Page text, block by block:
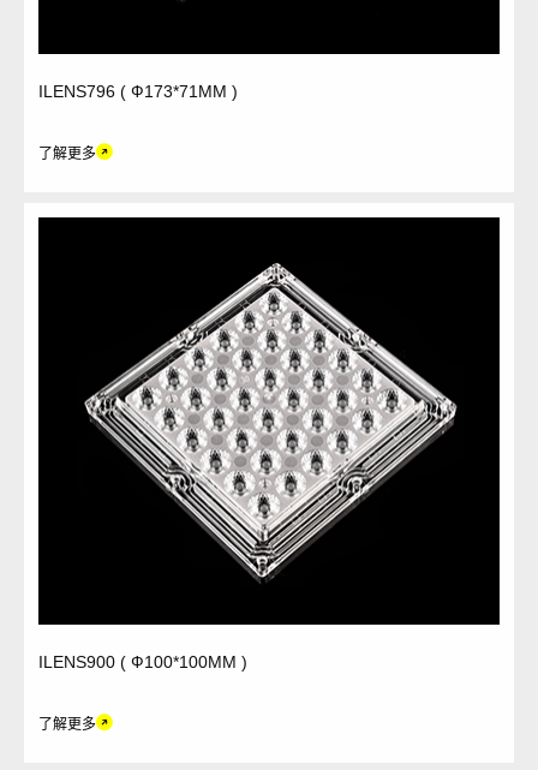
ILENS796 ( Ф173*71MM )
了解更多
ILENS900 ( Ф100*100MM )
了解更多